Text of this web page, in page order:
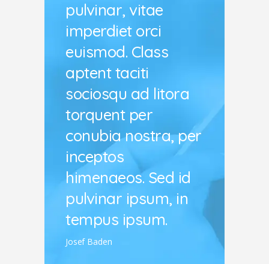
pulvinar, vitae
imperdiet orci
euismod. Class
aptent taciti
sociosqu ad litora
torquent per
conubia nostra, per
inceptos
himenaeos. Sed id
pulvinar ipsum, in
tempus ipsum.
Josef Baden